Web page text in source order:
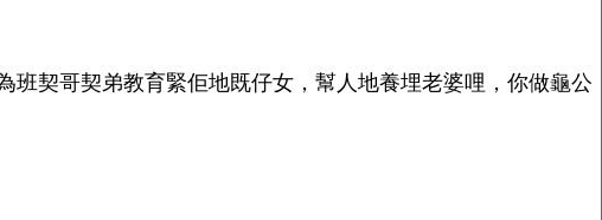
契哥契弟教育緊佢地既仔女，幫人地養埋老婆哩，你做龜公